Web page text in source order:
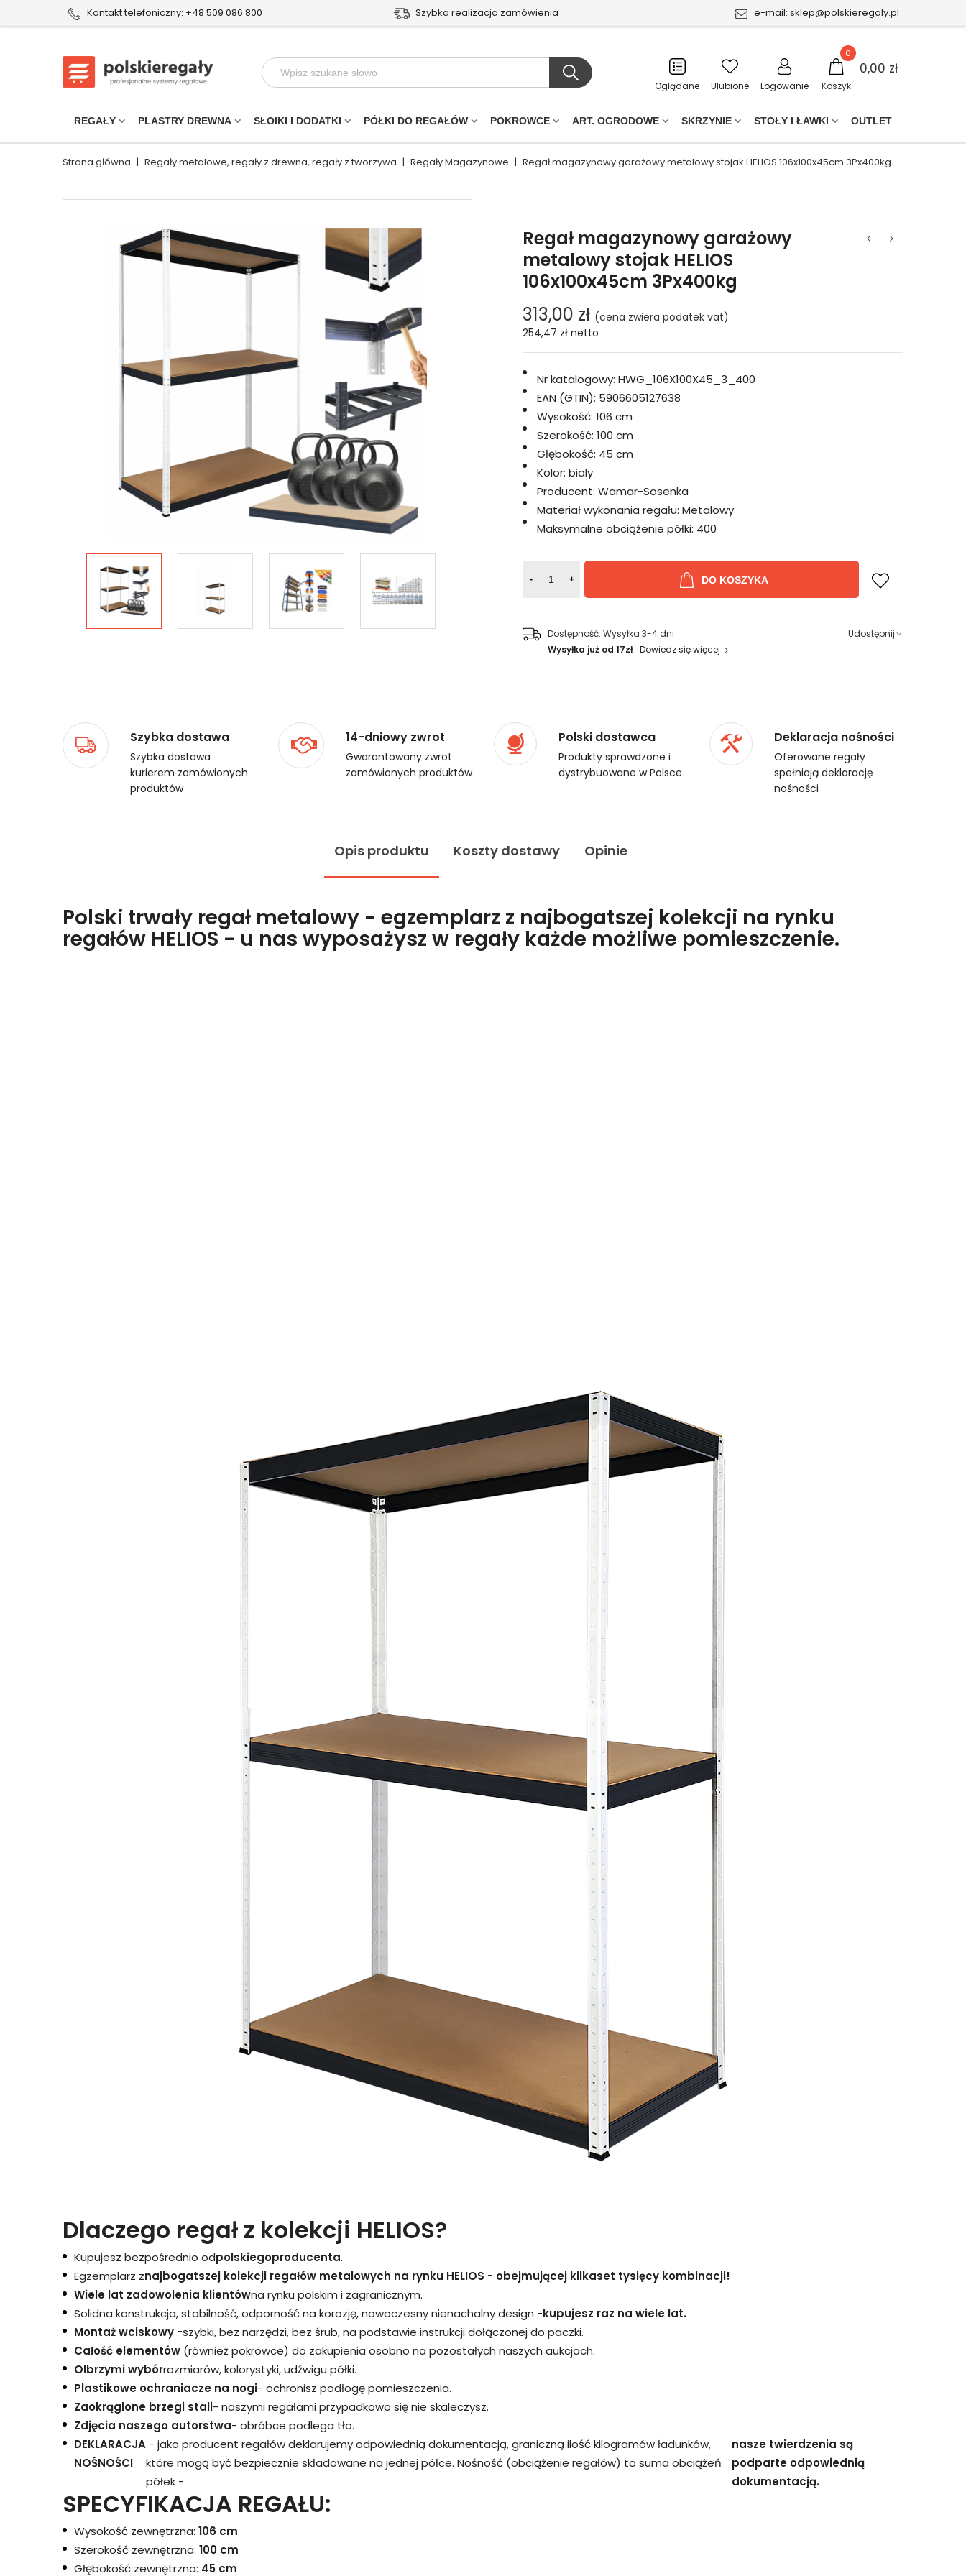
Kontakt telefoniczny: +48 509 086 800 Szybka realizacja zamówienia e-mail: sklep@polskieregaly.pl
Oglądane Ulubione Logowanie Koszyk
0
0,00 zł
REGAŁY PLASTRY DREWNA SŁOIKI I DODATKI PÓŁKI DO REGAŁÓW POKROWCE ART. OGRODOWE SKRZYNIE STOŁY I ŁAWKI OUTLET
Strona główna | Regały metalowe, regały z drewna, regały z tworzywa | Regały Magazynowe | Regał magazynowy garażowy metalowy stojak HELIOS 106x100x45cm 3Px400kg
Regał magazynowy garażowy
metalowy stojak HELIOS
106x100x45cm 3Px400kg
313,00 zł (cena zwiera podatek vat)
254,47 zł netto
Nr katalogowy: HWG_106X100X45_3_400
EAN (GTIN): 5906605127638
Wysokość: 106 cm
Szerokość: 100 cm
Głębokość: 45 cm
Kolor: bialy
Producent: Wamar-Sosenka
Materiał wykonania regału: Metalowy
Maksymalne obciążenie półki: 400
- + DO KOSZYKA
Dostępność: Wysyłka 3-4 dni
Wysyłka już od 17zł Dowiedz się więcej
Udostępnij
Szybka dostawa
Szybka dostawa
kurierem zamówionych
produktów
14-dniowy zwrot
Gwarantowany zwrot
zamówionych produktów
Polski dostawca
Produkty sprawdzone i
dystrybuowane w Polsce
Deklaracja nośności
Oferowane regały
spełniają deklarację
nośności
Opis produktu Koszty dostawy Opinie
Polski trwały regał metalowy - egzemplarz z najbogatszej kolekcji na rynku
regałów HELIOS - u nas wyposażysz w regały każde możliwe pomieszczenie.
Dlaczego regał z kolekcji HELIOS?
Kupujesz bezpośrednio odpolskiegoproducenta.
Egzemplarz znajbogatszej kolekcji regałów metalowych na rynku HELIOS - obejmującej kilkaset tysięcy kombinacji!
Wiele lat zadowolenia klientówna rynku polskim i zagranicznym.
Solidna konstrukcja, stabilność, odporność na korozję, nowoczesny nienachalny design -kupujesz raz na wiele lat.
Montaż wciskowy -szybki, bez narzędzi, bez śrub, na podstawie instrukcji dołączonej do paczki.
Całość elementów (również pokrowce) do zakupienia osobno na pozostałych naszych aukcjach.
Olbrzymi wybórrozmiarów, kolorystyki, udźwigu półki.
Plastikowe ochraniacze na nogi- ochronisz podłogę pomieszczenia.
Zaokrąglone brzegi stali- naszymi regałami przypadkowo się nie skaleczysz.
Zdjęcia naszego autorstwa- obróbce podlega tło.
DEKLARACJA
NOŚNOŚCI
- jako producent regałów deklarujemy odpowiednią dokumentacją, graniczną ilość kilogramów ładunków,
które mogą być bezpiecznie składowane na jednej półce. Nośność (obciążenie regałów) to suma obciążeń
półek -
nasze twierdzenia są
podparte odpowiednią
dokumentacją.
SPECYFIKACJA REGAŁU:
Wysokość zewnętrzna: 106 cm
Szerokość zewnętrzna: 100 cm
Głębokość zewnętrzna: 45 cm